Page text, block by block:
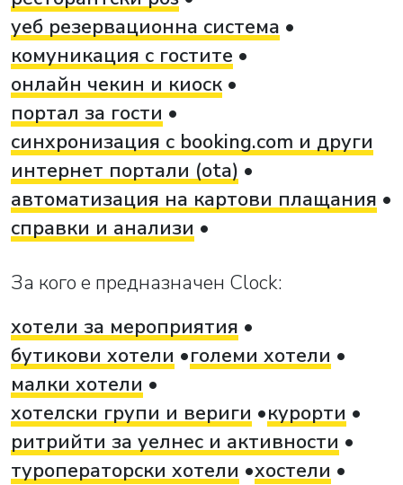
уеб резервационна система
комуникация с гостите
онлайн чекин и киоск
портал за гости
синхронизация с booking.com и други
интернет портали (ota)
автоматизация на картови плащания
справки и анализи
За кого е предназначен Clock:
хотели за мероприятия
бутикови хотели
големи хотели
малки хотели
хотелски групи и вериги
курорти
ритрийти за уелнес и активности
туроператорски хотели
хостели